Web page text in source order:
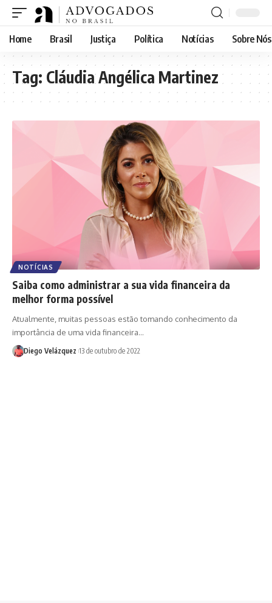
Home Brasil Justiça Política Notícias Sobre Nós
Tag: Cláudia Angélica Martinez
NOTÍCIAS
Saiba como administrar a sua vida financeira da
melhor forma possível
Atualmente, muitas pessoas estão tomando conhecimento da
importância de uma vida financeira…
Diego Velázquez 13 de outubro de 2022